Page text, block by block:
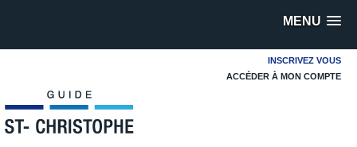
MENU
INSCRIVEZ VOUS
ACCÉDER À MON COMPTE